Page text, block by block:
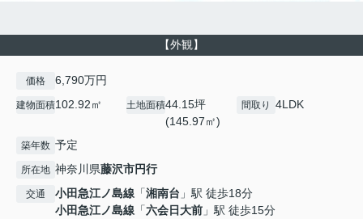
【外観】
価格 6,790万円
建物面積102.92㎡ 土地面積44.15坪
(145.97㎡)
間取り 4LDK
築年数 予定
所在地 神奈川県藤沢市円行
交通 小田急江ノ島線 「湘南台 」駅 徒歩18分
小田急江ノ島線 「六会日大前 」駅 徒歩15分